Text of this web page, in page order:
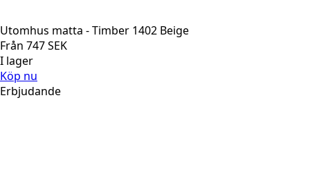
Utomhus matta - Timber 1402 Beige
Från 747SEK
I lager
Köp nu
Erbjudande